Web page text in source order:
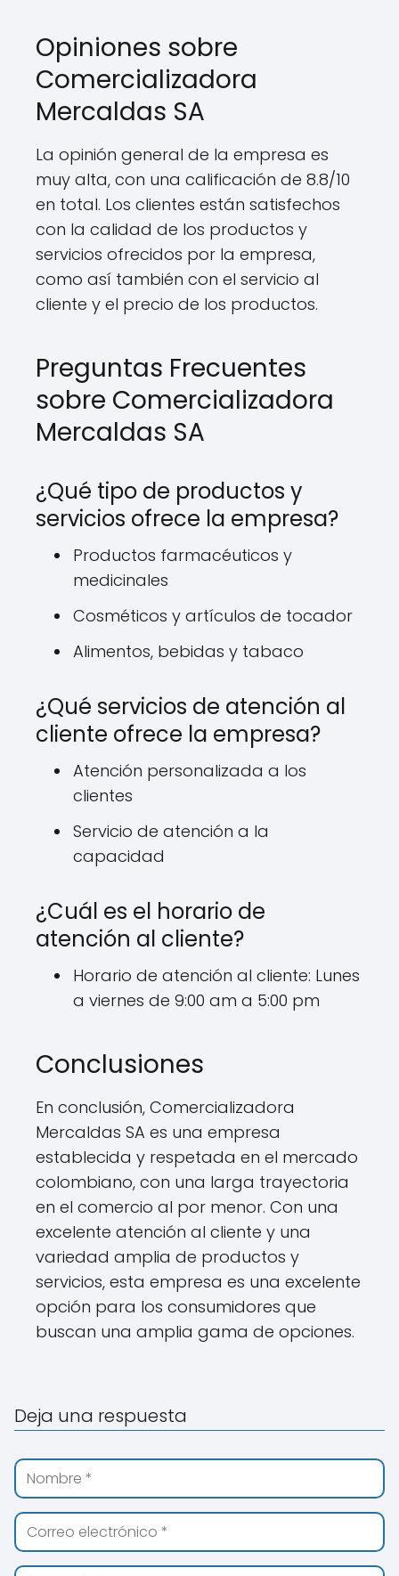
Opiniones sobre
Comercializadora
Mercaldas SA
La opinión general de la empresa es
muy alta, con una calificación de 8.8/10
en total. Los clientes están satisfechos
con la calidad de los productos y
servicios ofrecidos por la empresa,
como así también con el servicio al
cliente y el precio de los productos.
Preguntas Frecuentes
sobre Comercializadora
Mercaldas SA
¿Qué tipo de productos y
servicios ofrece la empresa?
Productos farmacéuticos y
medicinales
Cosméticos y artículos de tocador
Alimentos, bebidas y tabaco
¿Qué servicios de atención al
cliente ofrece la empresa?
Atención personalizada a los
clientes
Servicio de atención a la
capacidad
¿Cuál es el horario de
atención al cliente?
Horario de atención al cliente: Lunes
a viernes de 9:00 am a 5:00 pm
Conclusiones
En conclusión, Comercializadora
Mercaldas SA es una empresa
establecida y respetada en el mercado
colombiano, con una larga trayectoria
en el comercio al por menor. Con una
excelente atención al cliente y una
variedad amplia de productos y
servicios, esta empresa es una excelente
opción para los consumidores que
buscan una amplia gama de opciones.
Deja una respuesta